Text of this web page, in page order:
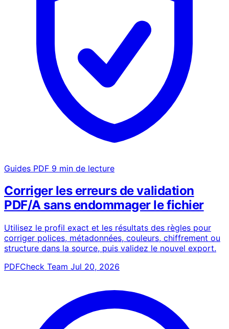
Guides PDF 9 min de lecture
Corriger les erreurs de validation
PDF/A sans endommager le fichier
Utilisez le profil exact et les résultats des règles pour
corriger polices, métadonnées, couleurs, chiffrement ou
structure dans la source, puis validez le nouvel export.
PDFCheck Team Jul 20, 2026